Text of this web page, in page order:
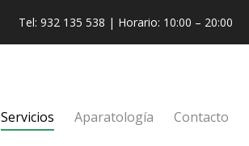
Tel: 932 135 538 | Horario: 10:00 – 20:00
Servicios Aparatología Contacto